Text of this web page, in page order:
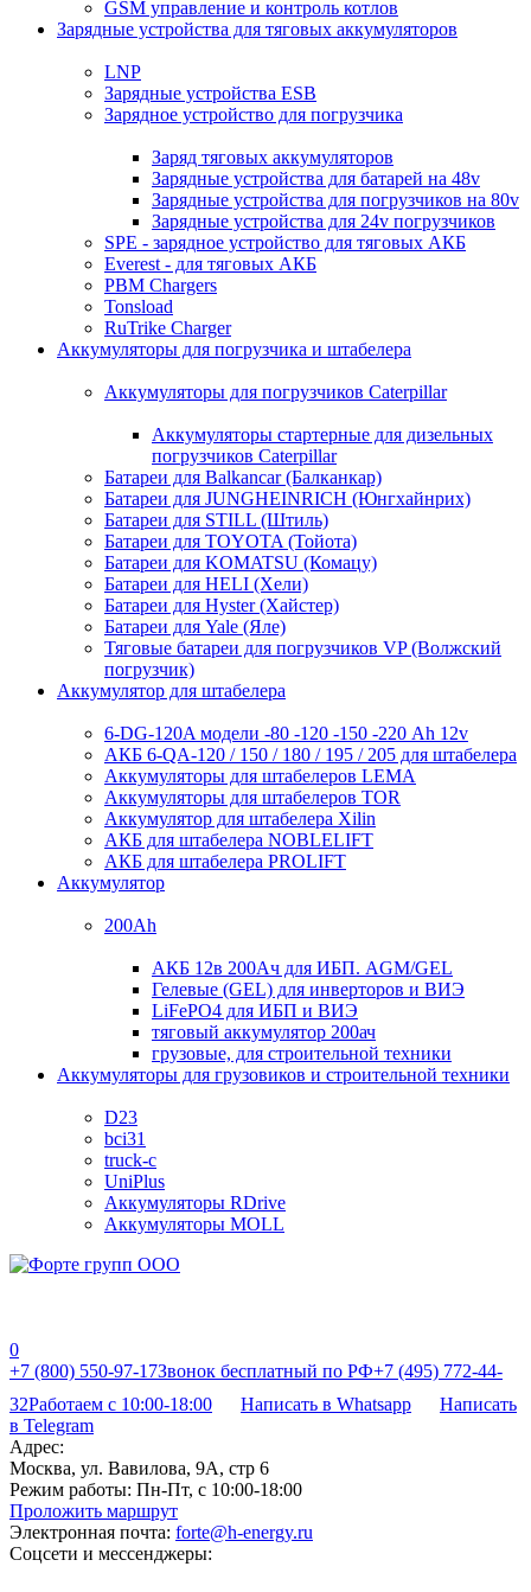
GSM управление и контроль котлов
Зарядные устройства для тяговых аккумуляторов
LNP
Зарядные устройства ESB
Зарядное устройство для погрузчика
Заряд тяговых аккумуляторов
Зарядные устройства для батарей на 48v
Зарядные устройства для погрузчиков на 80v
Зарядные устройства для 24v погрузчиков
SPE - зарядное устройство для тяговых АКБ
Everest - для тяговых АКБ
PBM Chargers
Tonsload
RuTrike Charger
Аккумуляторы для погрузчика и штабелера
Аккумуляторы для погрузчиков Caterpillar
Аккумуляторы стартерные для дизельных
погрузчиков Caterpillar
Батареи для Balkancar (Балканкар)
Батареи для JUNGHEINRICH (Юнгхайнрих)
Батареи для STILL (Штиль)
Батареи для TOYOTA (Тойота)
Батареи для KOMATSU (Комацу)
Батареи для HELI (Хели)
Батареи для Hyster (Хайстер)
Батареи для Yale (Яле)
Тяговые батареи для погрузчиков VP (Волжский
погрузчик)
Аккумулятор для штабелера
6-DG-120A модели -80 -120 -150 -220 Ah 12v
АКБ 6-QA-120 / 150 / 180 / 195 / 205 для штабелера
Аккумуляторы для штабелеров LEMA
Аккумуляторы для штабелеров TOR
Аккумулятор для штабелера Xilin
АКБ для штабелера NOBLELIFT
АКБ для штабелера PROLIFT
Аккумулятор
200Ah
АКБ 12в 200Ач для ИБП. AGM/GEL
Гелевые (GEL) для инверторов и ВИЭ
LiFePO4 для ИБП и ВИЭ
тяговый аккумулятор 200ач
грузовые, для строительной техники
Аккумуляторы для грузовиков и строительной техники
D23
bci31
truck-c
UniPlus
Аккумуляторы RDrive
Аккумуляторы MOLL
0
+7 (800) 550-97-17Звонок бесплатный по РФ+7 (495) 772-44-
32Работаем с 10:00-18:00 Написать в Whatsapp
Написать
в Telegram
Адрес:
Москва, ул. Вавилова, 9А, стр 6
Режим работы: Пн-Пт, с 10:00-18:00
Проложить маршрут
Электронная почта: forte@h-energy.ru
Соцсети и мессенджеры: